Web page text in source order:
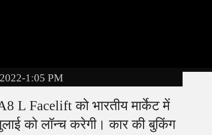
1:05 PM
L Facelift को भारतीय मार्केट में
को लॉन्च करेगी। कार की बुकिंग